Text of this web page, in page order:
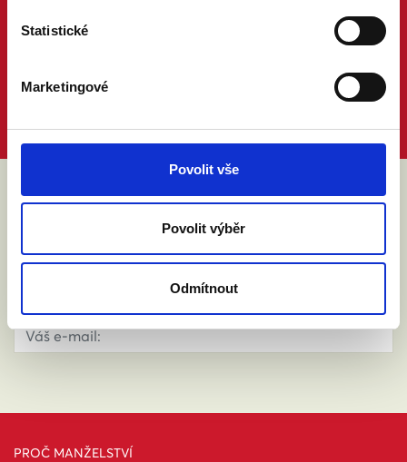
Statistické
Marketingové
Povolit vše
Povolit výběr
Odmítnout
ABY VÁM O MANŽELSTVÍ NIC
NEUNIKLO
PROČ MANŽELSTVÍ